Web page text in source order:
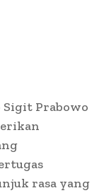
Prabowo
rasa yang